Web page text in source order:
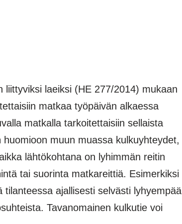
laeiksi (HE 277/2014) mukaan
matkaa työpäivän alkaessa
matkalla tarkoitettaisiin sellaista
muun muassa kulkuyhteydet,
lähtökohtana on lyhimmän reitin
tai suorinta matkareittiä. Esimerkiksi
ajallisesti selvästi lyhyempää
Tavanomainen kulkutie voi